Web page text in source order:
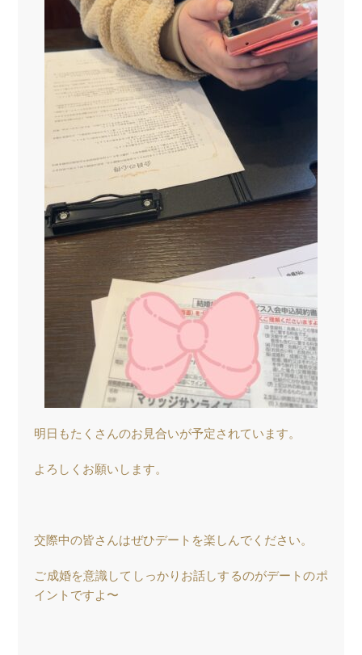
明日もたくさんのお見合いが予定されています。
よろしくお願いします。
交際中の皆さんはぜひデートを楽しんでください。
ご成婚を意識してしっかりお話しするのがデートのポ
イントですよ〜